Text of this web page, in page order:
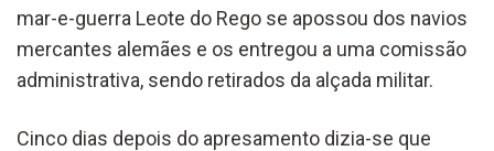
mar-e-guerra Leote do Rego se apossou dos navios
mercantes alemães e os entregou a uma comissão
administrativa, sendo retirados da alçada militar.
Cinco dias depois do apresamento dizia-se que